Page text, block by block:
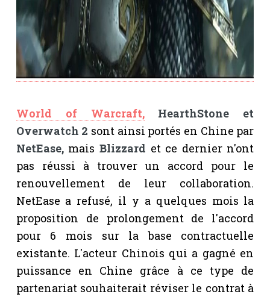
World of Warcraft,HearthStone et
Overwatch 2 sont ainsi portés en Chine par
NetEase,mais Blizzard et ce dernier n'ont
pas réussi à trouver un accord pour le
renouvellement de leur collaboration.
NetEase a refusé, il y a quelques mois la
proposition de prolongement de l'accord
pour 6 mois sur la base contractuelle
existante. L'acteur Chinois qui a gagné en
puissance en Chine grâce à ce type de
partenariat souhaiterait réviser le contrat à